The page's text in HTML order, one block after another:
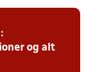
og alt